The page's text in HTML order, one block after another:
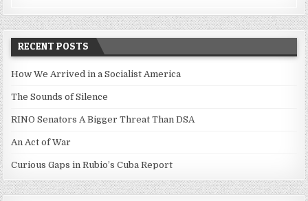
RECENT POSTS
How We Arrived in a Socialist America
The Sounds of Silence
RINO Senators A Bigger Threat Than DSA
An Act of War
Curious Gaps in Rubio’s Cuba Report